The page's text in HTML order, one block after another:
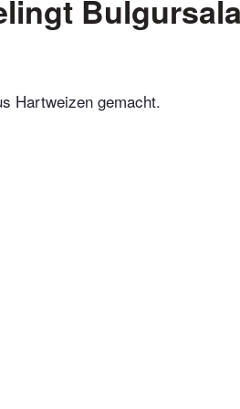
Hartweizen gemacht.